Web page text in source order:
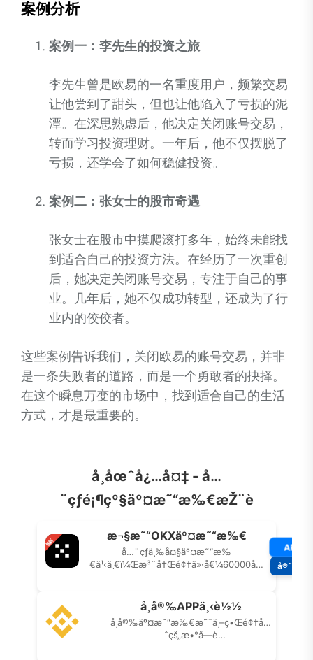
案例分析
案例一：李先生的投资之旅
李先生曾是欧易的一名重度用户，频繁交易
让他尝到了甜头，但也让他陷入了亏损的泥
潭。在深思熟虑后，他决定关闭账号交易，
转而学习投资理财。一年后，他不仅摆脱了
亏损，还学会了如何稳健投资。
案例二：张女士的股市奇遇
张女士在股市中摸爬滚打多年，始终未能找
到适合自己的投资方法。在经历了一次重创
后，她决定关闭账号交易，专注于自己的事
业。几年后，她不仅成功转型，还成为了行
业内的佼佼者。
这些案例告诉我们，关闭欧易的账号交易，并非
是一条失败者的道路，而是一个勇敢者的抉择。
在这个瞬息万变的市场中，找到适合自己的生活
方式，才是最重要的。